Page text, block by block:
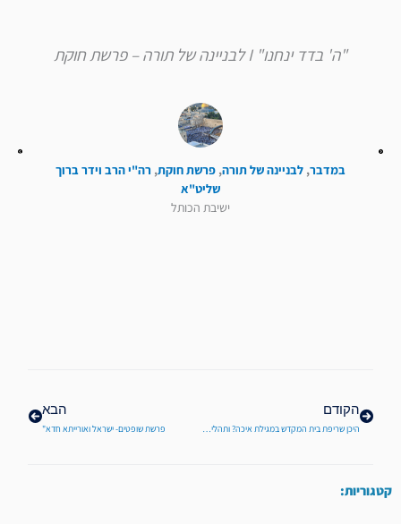
"ה' בדד ינחנו" I לבניינה של תורה – פרשת חוקת
במדבר, לבניינה של תורה, פרשת חוקת, רה"י הרב וידר ברוך
שליט"א
ישיבת הכותל
הקודם
היכן שריפת בית המקדש במגילת איכה? ותהליך החורבן המתמשך
הבא
פרשת שופטים- ישראל ואורייתא חדא"
קטגוריות: